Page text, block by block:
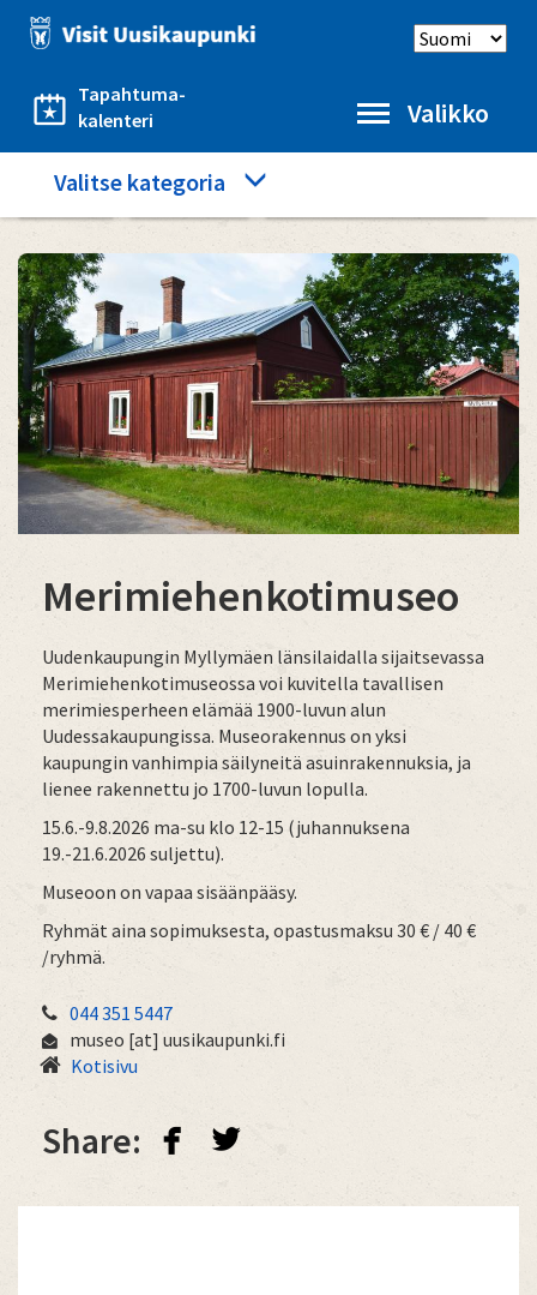
Hyppää
pääsisältöön
Tapahtuma-
kalenteri
Select
Valikko
Category
menu
Valitse kategoria
Etusivu Näe ja koe
Merimiehenkotimuseo
Uudenkaupungin Myllymäen länsilaidalla sijaitsevassa
Merimiehenkotimuseossa voi kuvitella tavallisen
merimiesperheen elämää 1900-luvun alun
Uudessakaupungissa. Museorakennus on yksi
kaupungin vanhimpia säilyneitä asuinrakennuksia, ja
lienee rakennettu jo 1700-luvun lopulla.
15.6.-9.8.2026 ma-su klo 12-15 (juhannuksena
19.-21.6.2026 suljettu).
Museoon on vapaa sisäänpääsy.
Ryhmät aina sopimuksesta, opastusmaksu 30 € / 40 €
/ryhmä.
044 351 5447
museo [at] uusikaupunki.fi
Kotisivu
Share: facebook twitterbird